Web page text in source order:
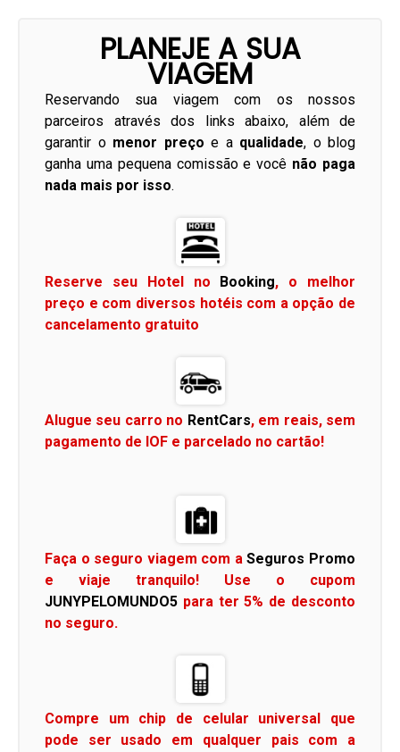
PLANEJE A SUA
VIAGEM
Reservando sua viagem com os nossos
parceiros através dos links abaixo, além de
garantir o menor preço e a qualidade, o blog
ganha uma pequena comissão e você não paga
nada mais por isso.
Reserve seu Hotel no Booking, o melhor
preço e com diversos hotéis com a opção de
cancelamento gratuito
Alugue seu carro no RentCars, em reais, sem
pagamento de IOF e parcelado no cartão!
Faça o seguro viagem com aSeguros Promo
e viaje tranquilo! Use o cupom
JUNYPELOMUNDO5 para ter 5% de desconto
no seguro.
Compre um chip de celular universal que
pode ser usado em qualquer pais com a